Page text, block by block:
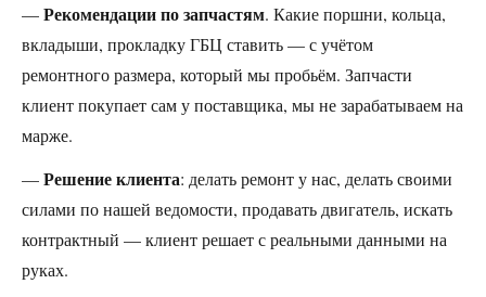
—Рекомендации по запчастям. Какие поршни, кольца,
вкладыши, прокладку ГБЦ ставить — с учётом
ремонтного размера, который мы пробьём. Запчасти
клиент покупает сам у поставщика, мы не зарабатываем на
марже.
—Решение клиента: делать ремонт у нас, делать своими
силами по нашей ведомости, продавать двигатель, искать
контрактный — клиент решает с реальными данными на
руках.